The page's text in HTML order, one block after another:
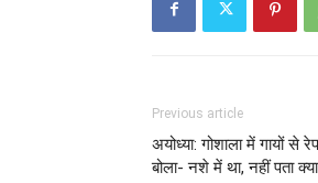
Previous article
अयोध्या: गोशाला में गायों से
बोला- नशे में था, नहीं पता